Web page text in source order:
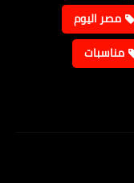
مصر اليوم
مناسبات